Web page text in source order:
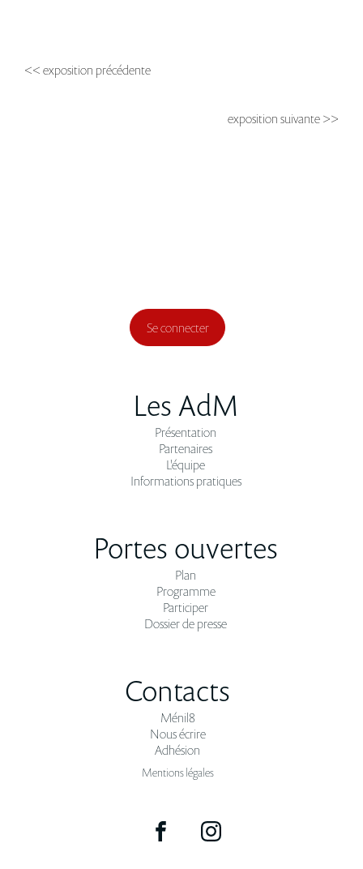
<< exposition précédente
exposition suivante >>
Se connecter
Les AdM
Présentation
Partenaires
L'équipe
Informations pratiques
Portes ouvertes
Plan
Programme
Participer
Dossier de presse
Contacts
Ménil8
Nous écrire
Adhésion
Mentions légales